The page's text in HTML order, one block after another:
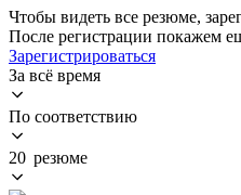
Чтобы видеть все резюме,
После регистрации покажем
Зарегистрироваться
За всё время
По соответствию
20 резюме